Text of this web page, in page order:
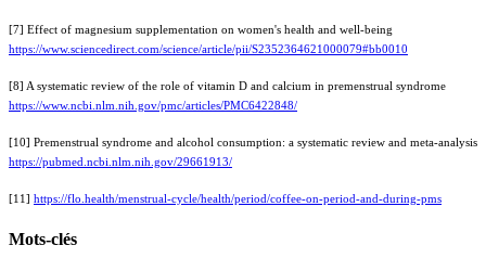
[7] Effect of magnesium supplementation on women's health and well-being
https://www.sciencedirect.com/science/article/pii/S2352364621000079#bb0010
[8] A systematic review of the role of vitamin D and calcium in premenstrual syndrome
https://www.ncbi.nlm.nih.gov/pmc/articles/PMC6422848/
[10] Premenstrual syndrome and alcohol consumption: a systematic review and meta-analysis
https://pubmed.ncbi.nlm.nih.gov/29661913/
[11] https://flo.health/menstrual-cycle/health/period/coffee-on-period-and-during-pms
Mots-clés